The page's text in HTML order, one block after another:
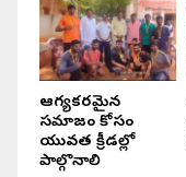
ఆరోగ్యకరమైన
సమాజం కోసం
యువత క్రీడల్లో
పాల్గొనాలి